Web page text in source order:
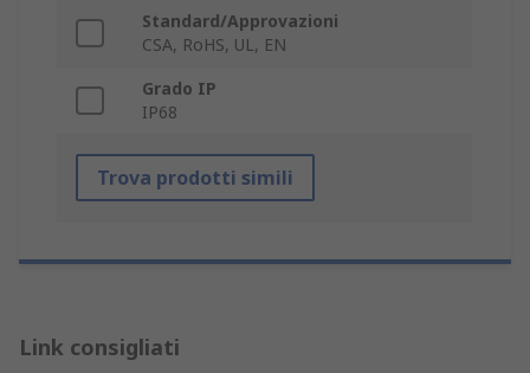
Standard/Approvazioni
CSA, RoHS, UL, EN
Grado IP
IP68
Trova prodotti simili
Link consigliati